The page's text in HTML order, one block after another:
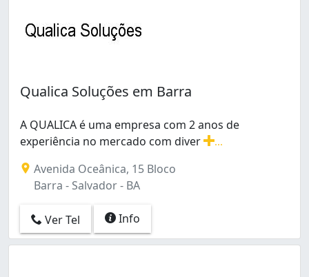
Qualica Soluções em Barra
A QUALICA é uma empresa com 2 anos de
experiência no mercado com diver
Avenida Oceânica, 15 Bloco
Barra - Salvador - BA
Ver Tel Info